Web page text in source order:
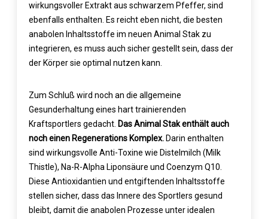
wirkungsvoller Extrakt aus schwarzem Pfeffer, sind
ebenfalls enthalten. Es reicht eben nicht, die besten
anabolen Inhaltsstoffe im neuen Animal Stak zu
integrieren, es muss auch sicher gestellt sein, dass der
der Körper sie optimal nutzen kann.
Zum Schluß wird noch an die allgemeine
Gesunderhaltung eines hart trainierenden
Kraftsportlers gedacht. Das Animal Stak enthält auch
noch einen Regenerations Komplex.Darin enthalten
sind wirkungsvolle Anti-Toxine wie Distelmilch (Milk
Thistle), Na-R-Alpha Liponsäure und Coenzym Q10.
Diese Antioxidantien und entgiftenden Inhaltsstoffe
stellen sicher, dass das Innere des Sportlers gesund
bleibt, damit die anabolen Prozesse unter idealen